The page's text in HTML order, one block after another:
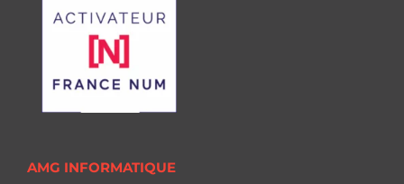
AMG INFORMATIQUE